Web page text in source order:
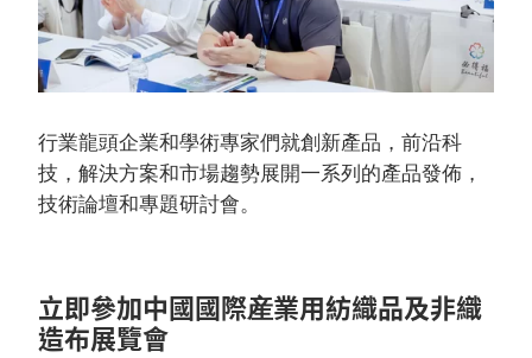
行業龍頭企業和學術專家們就創新產品，前沿科
技，解決方案和市場趨勢展開一系列的產品發佈，
技術論壇和專題研討會。
立即參加中國國際産業用紡織品及非織
造布展覽會